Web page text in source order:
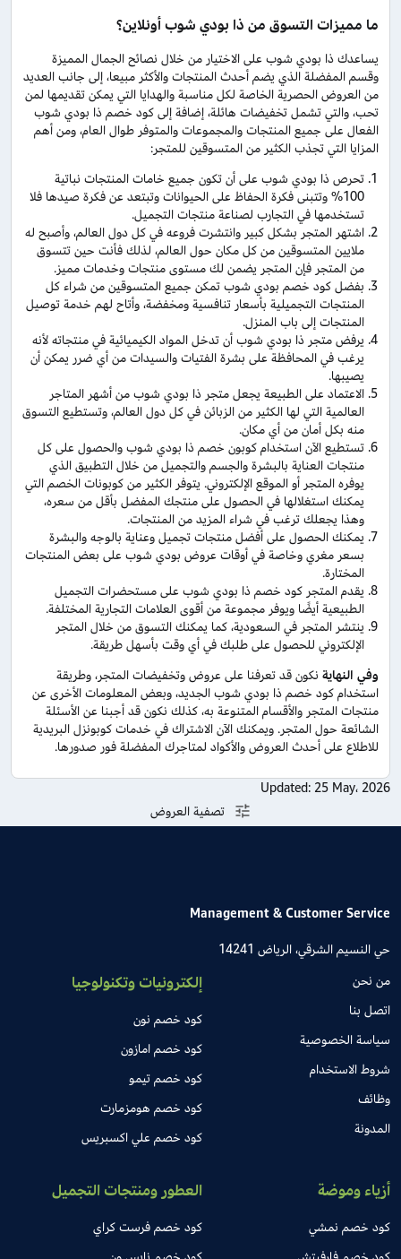
ما مميزات التسوق من ذا بودي شوب أونلاين؟
يساعدك ذا بودي شوب على الاختيار من خلال نصائح الجمال المميزة
وقسم المفضلة الذي يضم أحدث المنتجات والأكثر مبيعا، إلى جانب العديد
من العروض الحصرية الخاصة لكل مناسبة والهدايا التي يمكن تقديمها لمن
تحب، والتي تشمل تخفيضات هائلة، إضافة إلى كود خصم ذا بودي شوب
الفعال على جميع المنتجات والمجموعات والمتوفر طوال العام، ومن أهم
المزايا التي تجذب الكثير من المتسوقين للمتجر:
تحرص ذا بودي شوب على أن تكون جميع خامات المنتجات نباتية
100% وتتبنى فكرة الحفاظ على الحيوانات وتبتعد عن فكرة صيدها فلا
تستخدمها في التجارب لصناعة منتجات التجميل.
اشتهر المتجر بشكل كبير وانتشرت فروعه في كل دول العالم، وأصبح له
ملايين المتسوقين من كل مكان حول العالم، لذلك فأنت حين تتسوق
من المتجر فإن المتجر يضمن لك مستوى منتجات وخدمات مميز.
بفضل كود خصم بودي شوب تمكن جميع المتسوقين من شراء كل
المنتجات التجميلية بأسعار تنافسية ومخفضة، وأتاح لهم خدمة توصيل
المنتجات إلى باب المنزل.
يرفض متجر ذا بودي شوب أن تدخل المواد الكيميائية في منتجاته لأنه
يرغب في المحافظة على بشرة الفتيات والسيدات من أي ضرر يمكن أن
يصيبها.
الاعتماد على الطبيعة يجعل متجر ذا بودي شوب من أشهر المتاجر
العالمية التي لها الكثير من الزبائن في كل دول العالم، وتستطيع التسوق
منه بكل أمان من أي مكان.
تستطيع الآن استخدام كوبون خصم ذا بودي شوب والحصول على كل
منتجات العناية بالبشرة والجسم والتجميل من خلال التطبيق الذي
يوفره المتجر أو الموقع الإلكتروني. يتوفر الكثير من كوبونات الخصم التي
يمكنك استغلالها في الحصول على منتجك المفضل بأقل من سعره،
وهذا يجعلك ترغب في شراء المزيد من المنتجات.
يمكنك الحصول على أفضل منتجات تجميل وعناية بالوجه والبشرة
بسعر مغري وخاصة في أوقات عروض بودي شوب على بعض المنتجات
المختارة.
يقدم المتجر كود خصم ذا بودي شوب على مستحضرات التجميل
الطبيعية أيضًا ويوفر مجموعة من أقوى العلامات التجارية المختلفة.
ينتشر المتجر في السعودية، كما يمكنك التسوق من خلال المتجر
الإلكتروني للحصول على طلبك في أي وقت بأسهل طريقة.
وفي النهاية نكون قد تعرفنا على عروض وتخفيضات المتجر، وطريقة
استخدام كود خصم ذا بودي شوب الجديد، وبعض المعلومات الأخرى عن
منتجات المتجر والأقسام المتنوعة به، كذلك نكون قد أجبنا عن الأسئلة
الشائعة حول المتجر. ويمكنك الآن الاشتراك في خدمات كوبونزل البريدية
للاطلاع على أحدث العروض والأكواد لمتاجرك المفضلة فور صدورها.
Updated: 25 May، 2026
تصفية العروض
Management & Customer Service
حي النسيم الشرقي، الرياض 14241
من نحن
اتصل بنا
سياسة الخصوصية
شروط الاستخدام
وظائف
المدونة
إلكترونيات وتكنولوجيا
كود خصم نون
كود خصم امازون
كود خصم تيمو
كود خصم هومزمارت
كود خصم علي اكسبريس
أزياء وموضة
كود خصم نمشي
العطور ومنتجات التجميل
كود خصم فرست كراي